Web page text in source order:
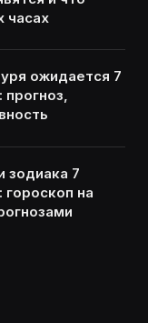
часах
ожидается 7
прогноз,
зодиака 7
гороскоп на